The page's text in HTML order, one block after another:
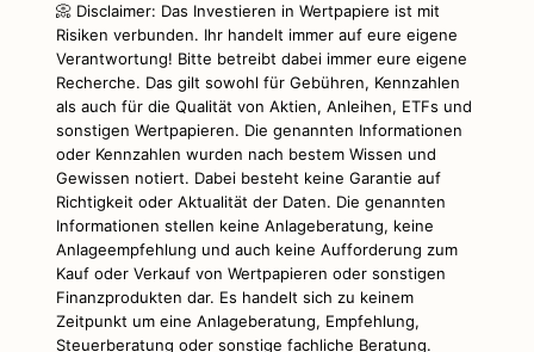
📀 Disclaimer: Das Investieren in Wertpapiere ist mit
Risiken verbunden. Ihr handelt immer auf eure eigene
Verantwortung! Bitte betreibt dabei immer eure eigene
Recherche. Das gilt sowohl für Gebühren, Kennzahlen
als auch für die Qualität von Aktien, Anleihen, ETFs und
sonstigen Wertpapieren. Die genannten Informationen
oder Kennzahlen wurden nach bestem Wissen und
Gewissen notiert. Dabei besteht keine Garantie auf
Richtigkeit oder Aktualität der Daten. Die genannten
Informationen stellen keine Anlageberatung, keine
Anlageempfehlung und auch keine Aufforderung zum
Kauf oder Verkauf von Wertpapieren oder sonstigen
Finanzprodukten dar. Es handelt sich zu keinem
Zeitpunkt um eine Anlageberatung, Empfehlung,
Steuerberatung oder sonstige fachliche Beratung.